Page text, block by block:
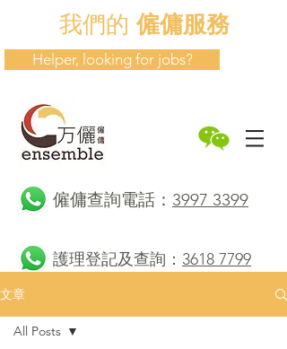
我們的僱傭服務
Helper, looking for jobs?
​僱傭查詢電話： 3997 3399
護理登記及查詢： 3618 7799
文章
All Posts